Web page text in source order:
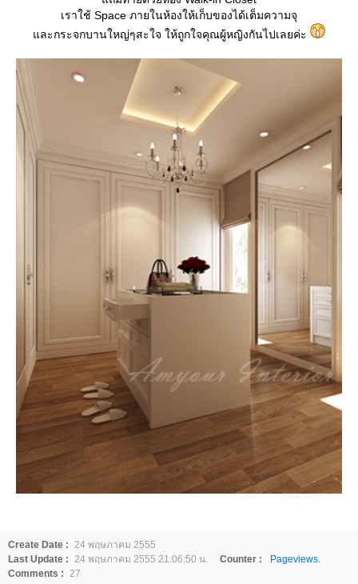
เราใช้ Space ภายในห้องให้เก็บของได้เต็มความจุ
ละกระจกบานใหญ่ๆสะใจ ให้ถูกใจคุณผู้หญิงกันไปเลยค่ะ
Create Date : 24 พฤษภาคม 2555
Last Update : 24 พฤษภาคม 2555 21:06:50 น. Counter :
Pageviews.
Comments : 27